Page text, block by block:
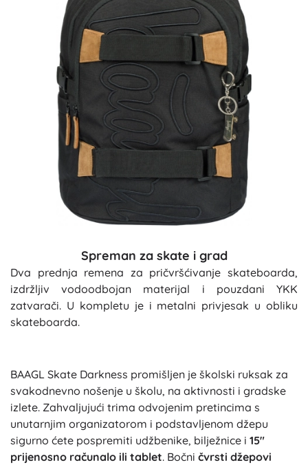
Spreman za skate i grad
Dva prednja remena za pričvršćivanje skateboarda,
izdržljiv vodoodbojan materijal i pouzdani YKK
zatvarači. U kompletu je i metalni privjesak u obliku
skateboarda.
BAAGL Skate Darkness promišljen je školski ruksak za
svakodnevno nošenje u školu, na aktivnosti i gradske
izlete. Zahvaljujući trima odvojenim pretincima s
unutarnjim organizatorom i podstavljenom džepu
sigurno ćete pospremiti udžbenike, bilježnice i 15"
prijenosno računalo ili tablet. Bočni čvrsti džepovi